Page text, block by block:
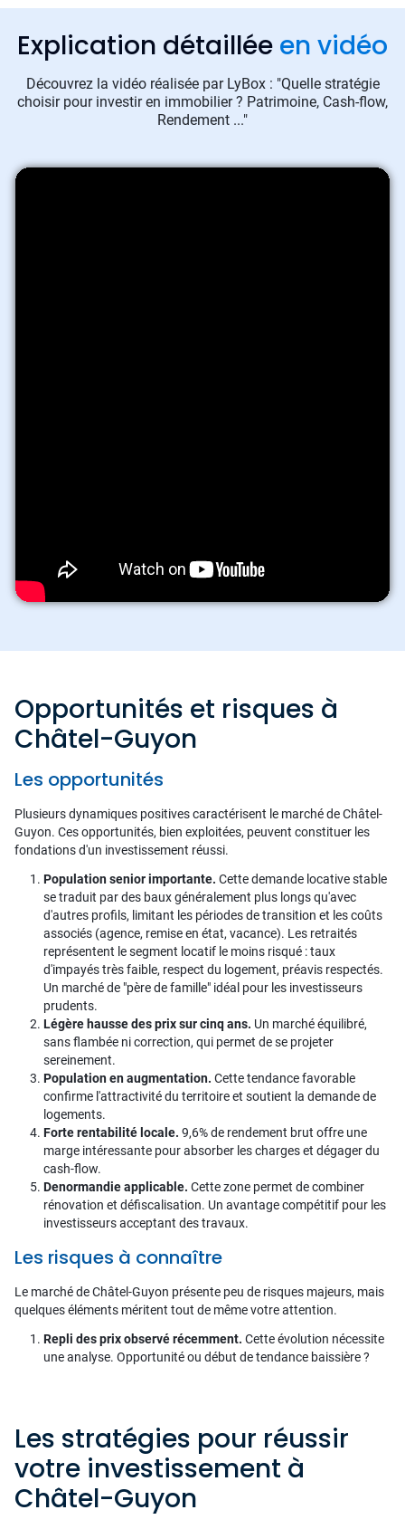
Explication détaillée en vidéo
Découvrez la vidéo réalisée par LyBox : "Quelle stratégie
choisir pour investir en immobilier ? Patrimoine, Cash-flow,
Rendement ..."
Opportunités et risques à
Châtel-Guyon
Les opportunités
Plusieurs dynamiques positives caractérisent le marché de Châtel-
Guyon. Ces opportunités, bien exploitées, peuvent constituer les
fondations d'un investissement réussi.
Population senior importante. Cette demande locative stable
se traduit par des baux généralement plus longs qu'avec
d'autres profils, limitant les périodes de transition et les coûts
associés (agence, remise en état, vacance). Les retraités
représentent le segment locatif le moins risqué : taux
d'impayés très faible, respect du logement, préavis respectés.
Un marché de "père de famille" idéal pour les investisseurs
prudents.
Légère hausse des prix sur cinq ans. Un marché équilibré,
sans flambée ni correction, qui permet de se projeter
sereinement.
Population en augmentation. Cette tendance favorable
confirme l'attractivité du territoire et soutient la demande de
logements.
Forte rentabilité locale. 9,6% de rendement brut offre une
marge intéressante pour absorber les charges et dégager du
cash-flow.
Denormandie applicable. Cette zone permet de combiner
rénovation et défiscalisation. Un avantage compétitif pour les
investisseurs acceptant des travaux.
Les risques à connaître
Le marché de Châtel-Guyon présente peu de risques majeurs, mais
quelques éléments méritent tout de même votre attention.
Repli des prix observé récemment. Cette évolution nécessite
une analyse. Opportunité ou début de tendance baissière ?
Les stratégies pour réussir
votre investissement à
Châtel-Guyon